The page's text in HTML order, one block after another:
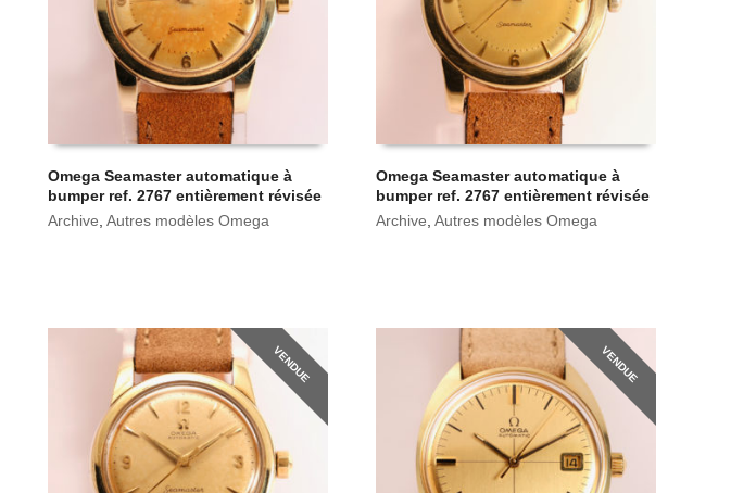
Omega Seamaster automatique à
bumper ref. 2767 entièrement révisée
Archive Autres modèles Omega
Omega Seamaster automatique à
bumper ref. 2767 entièrement révisée
Archive ,Autres modèles Omega
VENDUE VENDUE